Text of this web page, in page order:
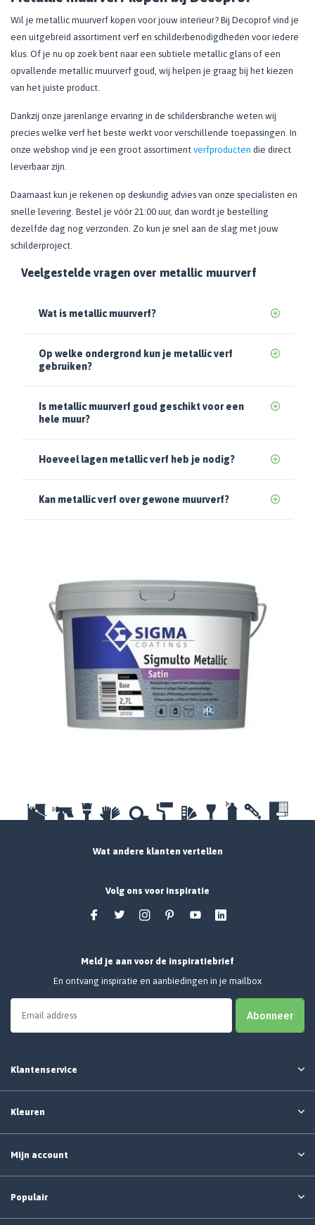
Wil je metallic muurverf kopen voor jouw interieur? Bij Decoprof vind je
een uitgebreid assortiment verf en schilderbenodigdheden voor iedere
klus. Of je nu op zoek bent naar een subtiele metallic glans of een
opvallende metallic muurverf goud, wij helpen je graag bij het kiezen
van het juiste product.
Dankzij onze jarenlange ervaring in de schildersbranche weten wij
precies welke verf het beste werkt voor verschillende toepassingen. In
onze webshop vind je een groot assortiment verfproducten die direct
leverbaar zijn.
Daarnaast kun je rekenen op deskundig advies van onze specialisten en
snelle levering. Bestel je vóór 21:00 uur, dan wordt je bestelling
dezelfde dag nog verzonden. Zo kun je snel aan de slag met jouw
schilderproject.
Veelgestelde vragen over metallic muurverf
Wat is metallic muurverf?
Op welke ondergrond kun je metallic verf
gebruiken?
Is metallic muurverf goud geschikt voor een
hele muur?
Hoeveel lagen metallic verf heb je nodig?
Kan metallic verf over gewone muurverf?
Wat andere klanten vertellen
Volg ons voor inspiratie
Meld je aan voor de inspiratiebrief
En ontvang inspiratie en aanbiedingen in je mailbox
Abonneer
Klantenservice
Kleuren
Mijn account
Populair